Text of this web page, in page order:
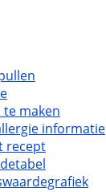
te maken
informatie
recept